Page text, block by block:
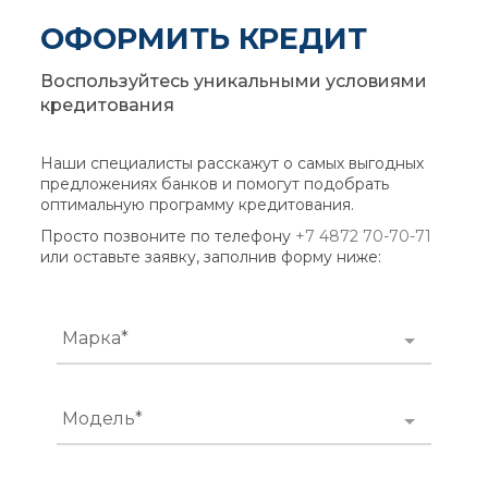
ОФОРМИТЬ КРЕДИТ
Воспользуйтесь уникальными условиями
кредитования
Наши специалисты расскажут о самых выгодных
предложениях банков и помогут подобрать
оптимальную программу кредитования.
Просто позвоните по телефону +7 4872 70-70-71
или оставьте заявку, заполнив форму ниже:
Марка*
Модель*